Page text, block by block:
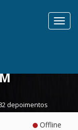
depoimentos
Offline